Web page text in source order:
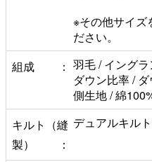
※その他サイズ
ださい。
組成
羽毛 / イング
ダウン比率 /
側生地 / 綿
キルト（縫
製）
デュアルキルト